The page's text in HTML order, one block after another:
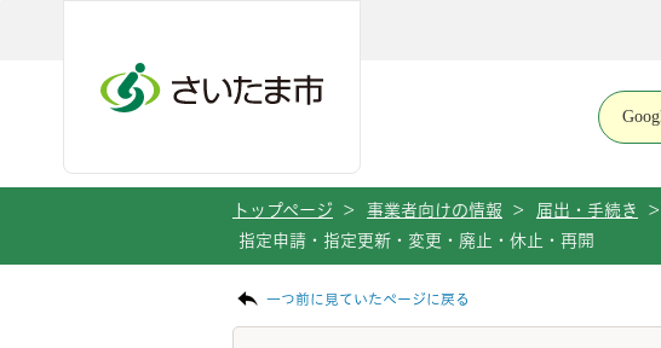
トップページ > 事業者向けの情報 > 届出・手続き >
指定申請・指定更新・変更・廃止・休止・再開
一つ前に見ていたページに戻る